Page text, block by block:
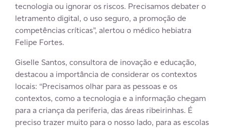
tecnologia ou ignorar os riscos. Precisamos debater o
letramento digital, o uso seguro, a promoção de
competências críticas”, alertou o médico hebiatra
Felipe Fortes.
Giselle Santos, consultora de inovação e educação,
destacou a importância de considerar os contextos
locais: “Precisamos olhar para as pessoas e os
contextos, como a tecnologia e a informação chegam
para a criança da periferia, das áreas ribeirinhas. É
preciso trazer muito para o nosso lado, para as escolas